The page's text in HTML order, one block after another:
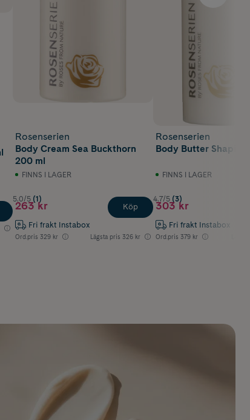
Rosenserien
Body Cream Sea Buckthorn
200 ml
FINNS I LAGER
5.0/5 (1)
263 kr
Fri frakt Instabox
Ord.pris 329 kr Lägsta pris 326 kr
Köp
Rosenserien
Body Butter Shaping
FINNS I LAGER
4.7/5 (3)
303 kr
Fri frakt Instabox
Ord.pris 379 kr